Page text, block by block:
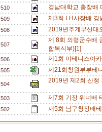
510 경남대학교 총장배
509 제3회 LH사장배
508 2019년추계부산
507
제 8회 의령군수배
합복식부)[1]
506 제1회 이테니스아
505 제21회창원부부테
504 2019년 제2회 산청
503 제7회 기장 위너배
502 재5회 남구청장배